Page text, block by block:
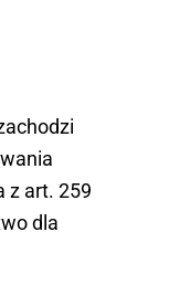
z art. 259
dla